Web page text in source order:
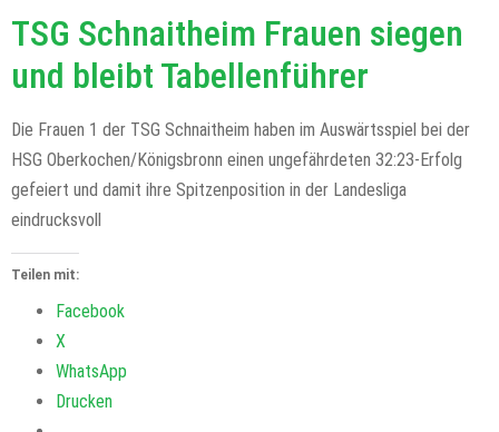
TSG Schnaitheim Frauen siegen
und bleibt Tabellenführer
Die Frauen 1 der TSG Schnaitheim haben im Auswärtsspiel bei der
HSG Oberkochen/Königsbronn einen ungefährdeten 32:23-Erfolg
gefeiert und damit ihre Spitzenposition in der Landesliga
eindrucksvoll
Teilen mit:
Facebook
X
WhatsApp
Drucken